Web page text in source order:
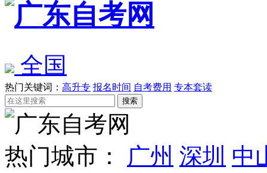
全国
热门关键词： 高升专 报名时间 自考费用 专本套读
热门城市： 广州 深圳 中